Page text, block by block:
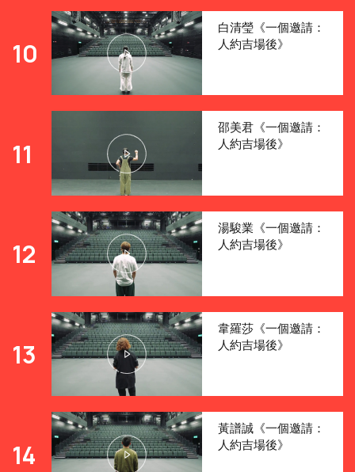
10
白清瑩《一個邀請：
人約吉場後》
11
邵美君《一個邀請：
人約吉場後》
12
湯駿業《一個邀請：
人約吉場後》
13
韋羅莎《一個邀請：
人約吉場後》
14
黃譜誠《一個邀請：
人約吉場後》